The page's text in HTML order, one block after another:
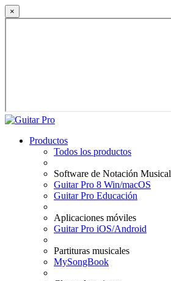
×
Productos
Todos los productos
Software de Notación Musical
Guitar Pro 8 Win/macOS
Guitar Pro Educación
Aplicaciones móviles
Guitar Pro iOS/Android
Partituras musicales
MySongBook